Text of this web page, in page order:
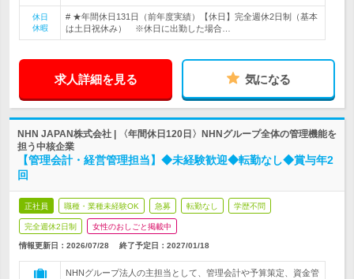
休日
休暇
# ★年間休日131日（前年度実績）【休日】完全週休2日制（基本
は土日祝休み） ※休日に出勤した場合…
求人詳細を見る 気になる
NHN JAPAN株式会社 | 〈年間休日120日〉NHNグループ全体の管理機能を
担う中核企業
【管理会計・経営管理担当】◆未経験歓迎◆転勤なし◆賞与年2
回
正社員 職種・業種未経験OK 急募 転勤なし 学歴不問
完全週休2日制 女性のおしごと掲載中
情報更新日：2026/07/28 終了予定日： 2027/01/18
NHNグループ法人の主担当として、管理会計や予算策定、資金管